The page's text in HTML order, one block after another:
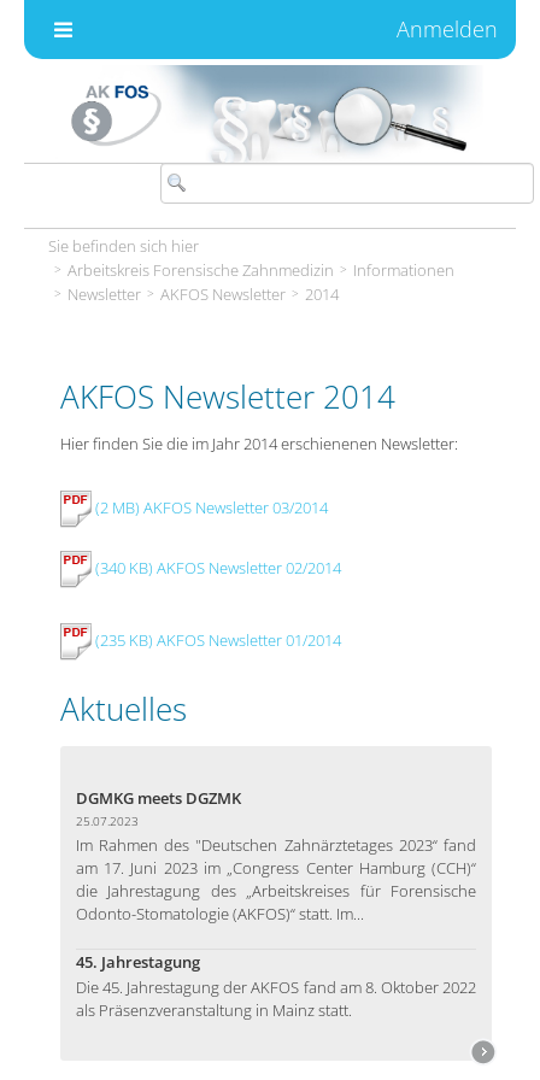
Anmelden
Sie befinden sich hier
Arbeitskreis Forensische Zahnmedizin
Informationen
Newsletter
AKFOS Newsletter 2014
AKFOS Newsletter 2014
Hier finden Sie die im Jahr 2014 erschienenen Newsletter:
(2 MB) AKFOS Newsletter 03/2014
(340 KB) AKFOS Newsletter 02/2014
(235 KB) AKFOS Newsletter 01/2014
Aktuelles
DGMKG meets DGZMK
25.07.2023
Im Rahmen des "Deutschen Zahnärztetages 2023“ fand
am 17. Juni 2023 im „Congress Center Hamburg (CCH)“
die Jahrestagung des „Arbeitskreises für Forensische
Odonto-Stomatologie (AKFOS)“ statt. Im...
45. Jahrestagung
Die 45. Jahrestagung der AKFOS fand am 8. Oktober 2022
als Präsenzveranstaltung in Mainz statt.